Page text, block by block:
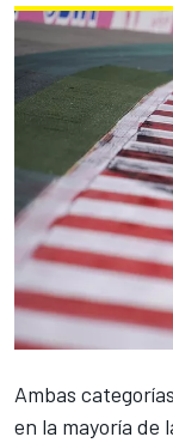
Ambas
en la mayoría de